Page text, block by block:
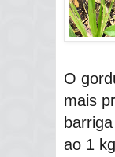
O
mais
ao 1